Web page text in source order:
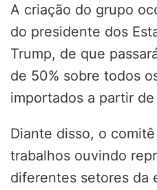
A criação do grupo
do presidente dos
Trump, de que
de 50% sobre todos
importados a partir de
Diante disso, o
trabalhos ouvindo
diferentes setores da